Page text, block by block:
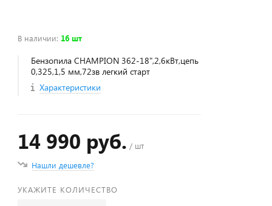
В наличии: 16 шт
Бензопила CHAMPION 362-18",2,6кВт,цепь
0,325,1,5 мм,72зв легкий старт
Характеристики
14 990 руб. / шт
Нашли дешевле?
УКАЖИТЕ КОЛИЧЕСТВО